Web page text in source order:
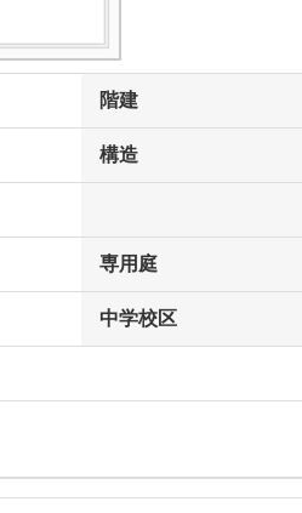
階建
構造
専用庭
中学校区